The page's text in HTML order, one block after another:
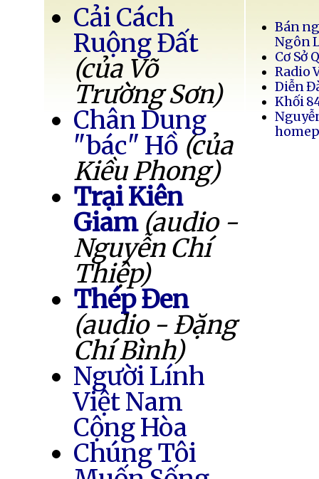
Cải Cách
Ruộng Đất
(của Võ
Trường Sơn)
Chân Dung
"bác" Hồ (của
Kiều Phong)
Trại Kiên
Giam (audio -
Nguyễn Chí
Thiệp)
Thép Đen
(audio - Đặng
Chí Bình)
Người Lính
Việt Nam
Cộng Hòa
Chúng Tôi
Bán
Ngôn
Cơ Sở
Radio
Diễn
Khối